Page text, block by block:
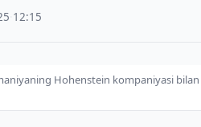
12:15
Hohenstein kompaniyasi